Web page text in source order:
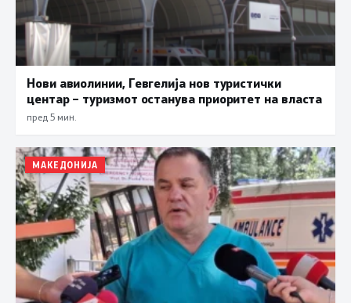
Нови авиолинии, Гевгелија нов туристички
центар – туризмот останува приоритет на власта
пред 5 мин.
МАКЕДОНИЈА